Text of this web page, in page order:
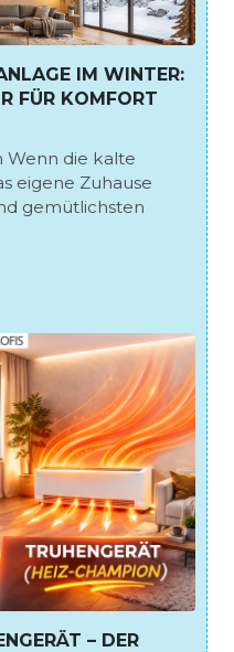
IM WINTER:
FÜR KOMFORT
Wenn die kalte
eigene Zuhause
gemütlichsten
– DER